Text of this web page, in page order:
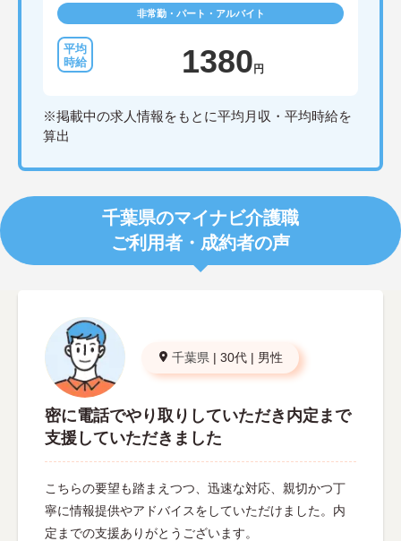
非常勤・パート・アルバイト
1380 円
※掲載中の求人情報をもとに平均月収・平均時給を
算出
千葉県のマイナビ介護職
ご利用者・成約者の声
千葉県 | 30代 | 男性
密に電話でやり取りしていただき内定まで
支援していただきました
こちらの要望も踏まえつつ、迅速な対応、親切かつ丁
寧に情報提供やアドバイスをしていただけました。内
定までの支援ありがとうございます。